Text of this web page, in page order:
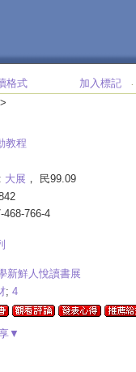
格式 加入標記 ‧
>
教程
大展 ， 民99.09
468-766-4
新鮮人悅讀書展
; 4
▼